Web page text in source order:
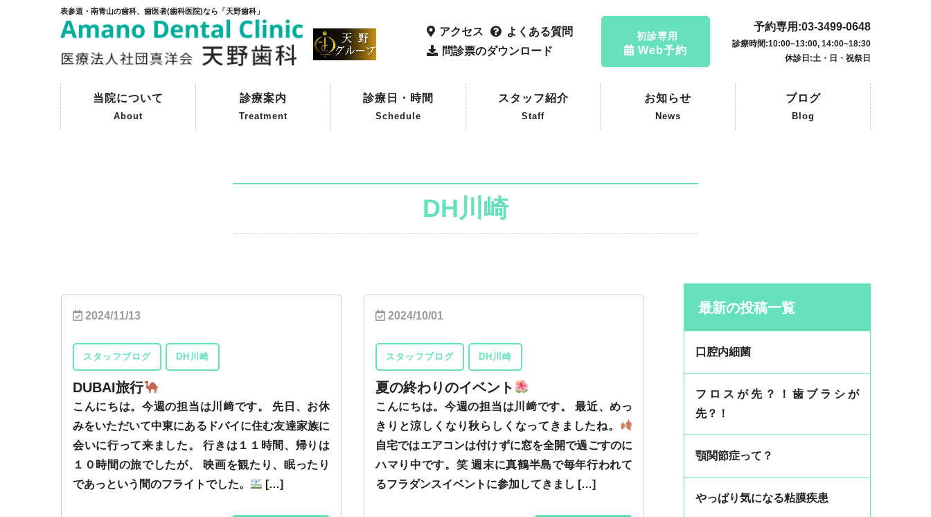
表参道・南青山の歯科、歯医者(歯科医院)なら「天野歯科」
アクセス
よくある質問
問診票のダウンロード
初診専用
Web予約
予約専用:03-3499-0648
診療時間:10:00~13:00, 14:00~18:30
休診日:土・日・祝祭日
当院について
About
診療案内
Treatment
診療日・時間
Schedule
スタッフ紹介
Staff
お知らせ
News
ブログ
Blog
DH川崎
2024/11/13
スタッフブログ DH川崎
DUBAI旅行
こんにちは。今週の担当は川﨑です。 先日、お休
みをいただいて中東にあるドバイに住む友達家族に
会いに行って来ました。 行きは１１時間、帰りは
１０時間の旅でしたが、 映画を観たり、眠ったり
であっという間のフライトでした。
[…]
2024/10/01
スタッフブログ DH川崎
夏の終わりのイベント
こんにちは。今週の担当は川﨑です。 最近、めっ
きりと涼しくなり秋らしくなってきましたね。
自宅ではエアコンは付けずに窓を全開で過ごすのに
ハマり中です。笑 週末に真鶴半島で毎年行われて
るフラダンスイベントに参加してきまし […]
最新の投稿一覧
口腔内細菌
フロスが先？！歯ブラシが
先？！
顎関節症って？
やっぱり気になる粘膜疾患